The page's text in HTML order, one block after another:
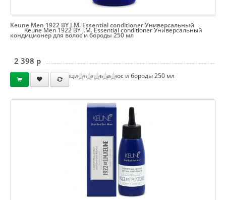
Keune Men 1922 BY J.M. Essential conditioner Универсальный
кондиционер для волос и бороды 250 мл
Keune Men 1922 BY J.M. Essential conditioner Универсальный
кондиционер для волос и бороды 250 мл
2 398 p